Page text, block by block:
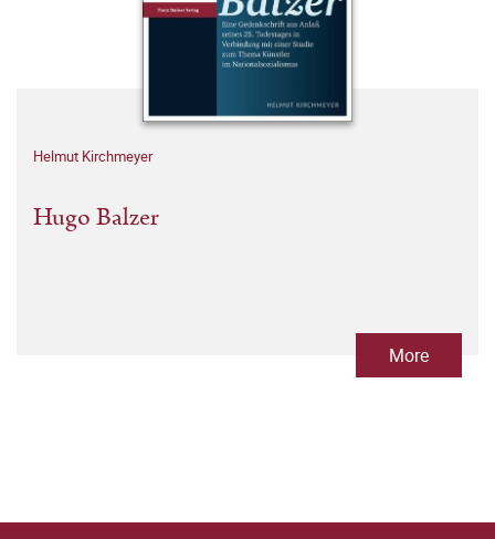
Helmut Kirchmeyer
Hugo Balzer
More